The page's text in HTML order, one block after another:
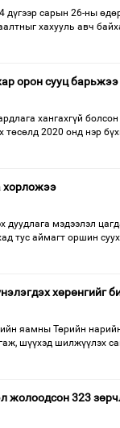
дүгээр сарын 26-ны
хахууль авч
орон сууц барьжээ
хангахгүй
төсөлд 2020 онд нэр
хорложээ
мэдээлэл
тус аймагт оршин
хөрөнгийг
яамны Төрийн
шүүхэд шилжүүлэх
жолоодсон 323